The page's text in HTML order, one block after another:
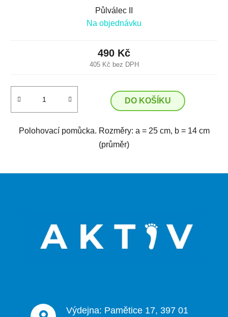
Půlválec II
Na objednávku
405 Kč bez DPH
490 Kč
DO KOŠÍKU
Polohovací pomůcka. Rozměry: a = 25 cm, b = 14 cm
(průměr)
Výdejna: Pamětice 17, 397 01